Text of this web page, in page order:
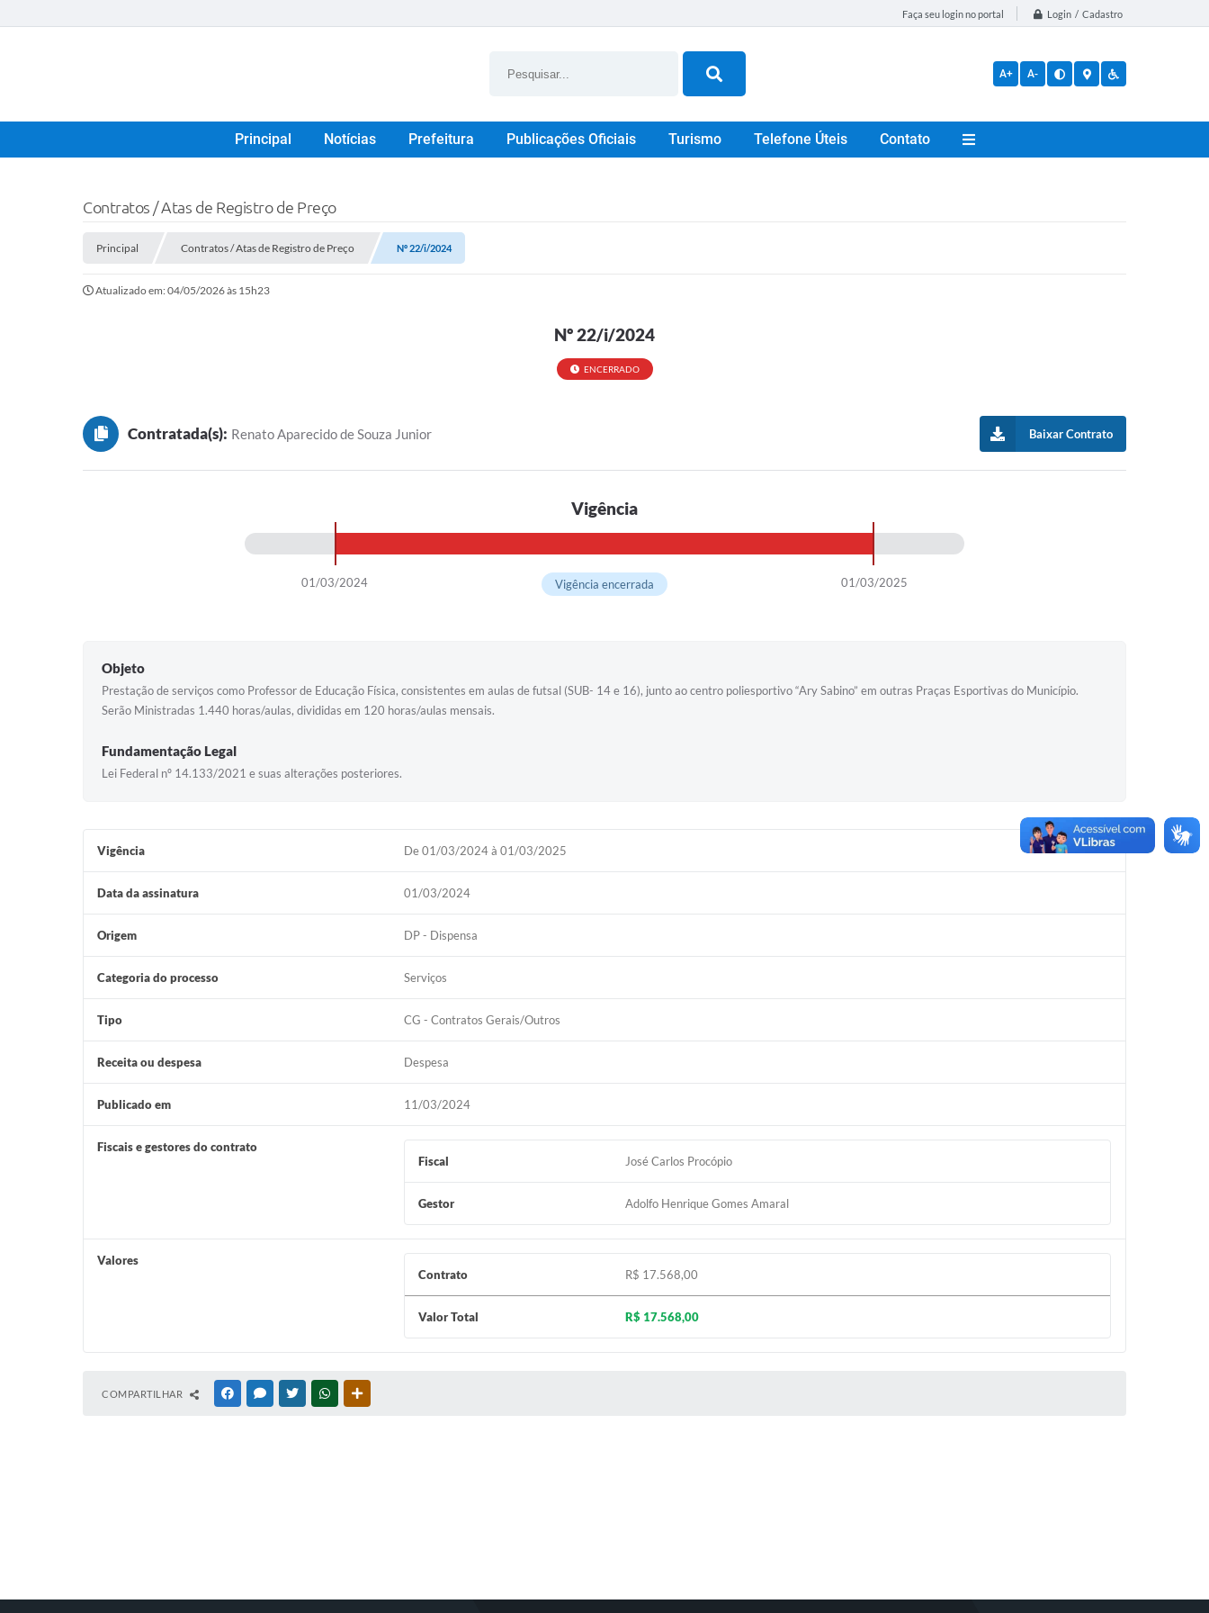
Faça seu login no portal Login / Cadastro
A+ A-
Principal Notícias Prefeitura Publicações Oficiais Turismo Telefone Úteis Contato
Contratos / Atas de Registro de Preço
Principal Contratos / Atas de Registro de Preço Nº 22/i/2024
Atualizado em: 04/05/2026 às 15h23
Nº 22/i/2024
ENCERRADO
Contratada(s): Renato Aparecido de Souza Junior Baixar Contrato
Vigência
01/03/2024 01/03/2025
Vigência encerrada
Objeto
Prestação de serviços como Professor de Educação Física, consistentes em aulas de futsal (SUB- 14 e 16), junto ao centro poliesportivo “Ary Sabino” em outras Praças Esportivas do Município.
Serão Ministradas 1.440 horas/aulas, divididas em 120 horas/aulas mensais.
Fundamentação Legal
Lei Federal nº 14.133/2021 e suas alterações posteriores.
Vigência De 01/03/2024 à 01/03/2025
Data da assinatura 01/03/2024
Origem DP - Dispensa
Categoria do processo Serviços
Tipo CG - Contratos Gerais/Outros
Receita ou despesa Despesa
Publicado em 11/03/2024
Fiscais e gestores do contrato
Fiscal
José Carlos Procópio
Gestor Adolfo Henrique Gomes Amaral
Valores
Contrato
R$ 17.568,00
Valor Total R$ 17.568,00
COMPARTILHAR FACEBOOKMESSENGER
TWITTERWHATSAPP